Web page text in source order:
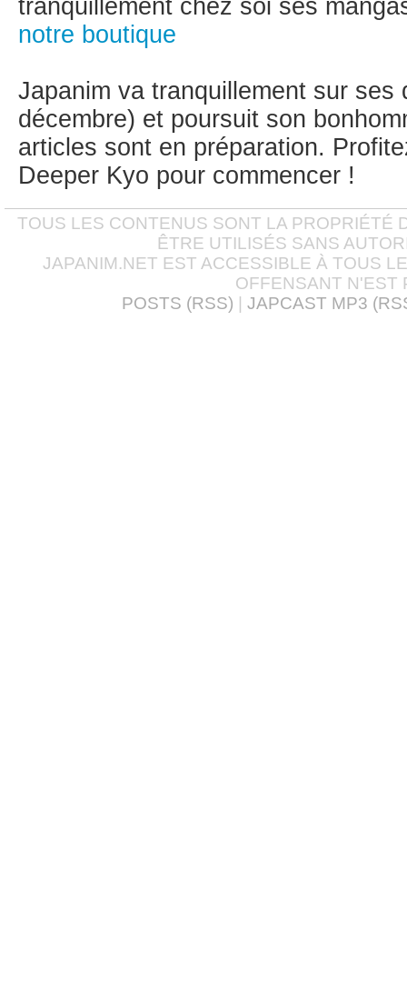
tranquillement chez soi ses
notre boutique
Japanim va tranquillement sur ses
décembre) et poursuit son
articles sont en préparation.
Deeper Kyo pour commencer !
TOUS LES CONTENUS SONT LA PROPRIÉTÉ
ÊTRE UTILISÉS SANS
JAPANIM.NET EST ACCESSIBLE À TOUS
OFFENSANT N'EST
POSTS (RSS)
JAPCAST MP3